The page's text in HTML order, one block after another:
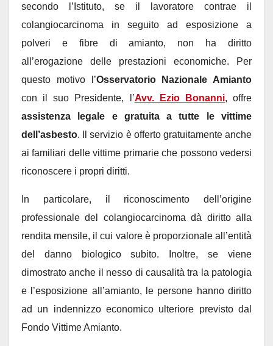
secondo l’Istituto, se il lavoratore contrae il
colangiocarcinoma in seguito ad esposizione a
polveri e fibre di amianto, non ha diritto
all’erogazione delle prestazioni economiche. Per
questo motivo l’Osservatorio Nazionale Amianto
con il suo Presidente, l’Avv. Ezio Bonanni, offre
assistenza legale e gratuita a tutte le vittime
dell’asbesto. Il servizio è offerto gratuitamente anche
ai familiari delle vittime primarie che possono vedersi
riconoscere i propri diritti.
In particolare, il riconoscimento dell’origine
professionale del colangiocarcinoma dà diritto alla
rendita mensile, il cui valore è proporzionale all’entità
del danno biologico subito. Inoltre, se viene
dimostrato anche il nesso di causalità tra la patologia
e l’esposizione all’amianto, le persone hanno diritto
ad un indennizzo economico ulteriore previsto dal
Fondo Vittime Amianto.